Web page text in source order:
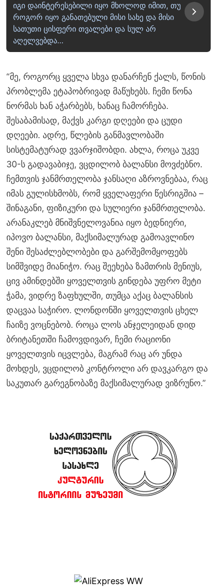
იგი დაინტერესებილი იყო მხოლოდ იმით, თუ
როგორ იყო განათებული მისი სახე და მისი
სათუთი ცისფერი თვალები და სულ არ
აღელვებდა…
“მე, როგორც ყველა სხვა დანარჩენ ქალს, წონის
პრობლემა ეტაპობრივად მაწუხებს. ჩემი წონა
ნორმას ხან აჭარბებს, ხანაც ჩამორჩება.
შესაბამისად, მაქვს კარგი დღეები და ცუდი
დღეები. ადრე, წლების განმავლობაში
სისტემატურად ვვარჯიშობდი. ახლა, როცა უკვე
30-ს გადავაბიჯე, ვცდილობ ბალანსი მოვძებნო.
ჩემთვის ჯანმრთელობა ჯანსაღი აზროვნებაა, რაც
იმას გულისხმობს, რომ ყველაფერი წესრიგშია –
შინაგანი, ფიზიკური და სულიერი ჯანმრთელობა.
არანაკლებ მნიშვნელოვანია იყო ბედნიერი,
იპოვო ბალანსი, მაქსიმალურად გამოავლინო
შენი შესაძლებლობები და გარშემომყოფებს
სიმშვიდე მიანიჭო. რაც შეეხება ზამთრის მენიუს,
ცივ ამინდებში ყოველთვის გინდება უფრო მეტი
ჭამა, ვიდრე ზაფხულში, თუმცა აქაც ბალანსის
დაცვაა საჭირო. ლონდონში ყოველთვის ცხელ
ჩაიზე ვოცნებობ. როცა ლოს ანჯელეიდან დიდ
ბრიტანეთში ჩამოვდივარ, ჩემი რაციონი
ყოველთვის იცვლება, მაგრამ რაც არ უნდა
მოხდეს, ვცდილობ კონტროლი არ დავკარგო და
საკუთარ გარეგნობაზე მაქსიმალურად ვიზრუნო.”